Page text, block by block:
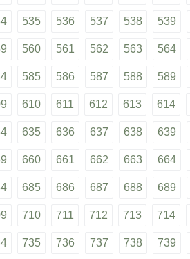
535 536 537 538 539
560 561 562 563 564
585 586 587 588 589
610 611 612 613 614
635 636 637 638 639
660 661 662 663 664
685 686 687 688 689
710 711 712 713 714
735 736 737 738 739